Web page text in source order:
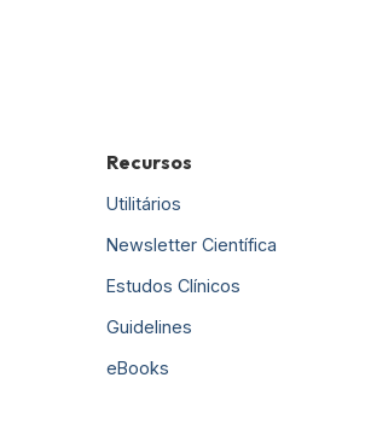
Recursos
Utilitários
Newsletter Científica
Estudos Clínicos
Guidelines
eBooks